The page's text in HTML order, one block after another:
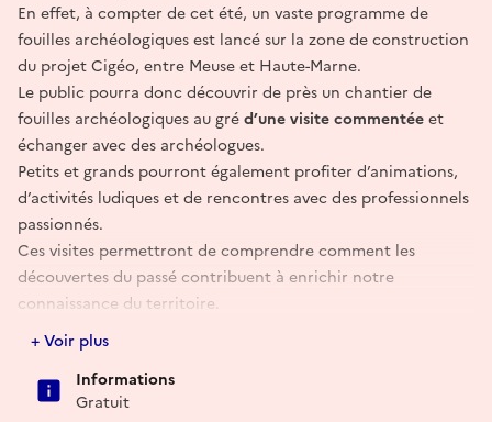
En effet, à compter de cet été, un vaste programme de
fouilles archéologiques est lancé sur la zone de construction
du projet Cigéo, entre Meuse et Haute-Marne.
Le public pourra donc découvrir de près un chantier de
fouilles archéologiques au gréd’une visite commentéeet
échanger avec des archéologues.
Petits et grands pourront également profiter d’animations,
d’activités ludiques et de rencontres avec des professionnels
passionnés.
Ces visites permettront de comprendre comment les
découvertes du passé contribuent à enrichir notre
connaissance du territoire.
+ Voir plus
Informations
Gratuit